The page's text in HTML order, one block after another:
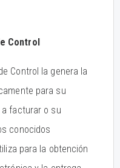
Control
Control la genera la
para su
facturar o su
conocidos
para la obtención